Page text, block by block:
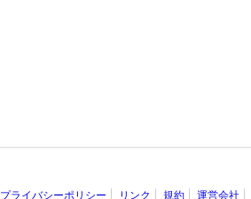
プライバシーポリシー リンク 規約 運営会社